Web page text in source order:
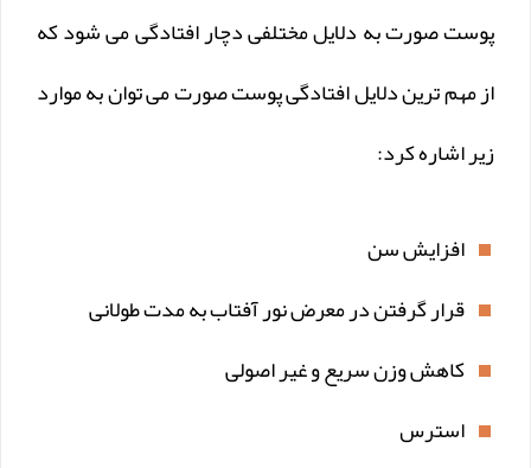
پوست صورت به دلایل مختلفی دچار افتادگی می شود که
از مهم ترین دلایل افتادگی پوست صورت می توان به موارد
زیر اشاره کرد:
افزایش سن
قرار گرفتن در معرض نور آفتاب به مدت طولانی
کاهش وزن سریع و غیر اصولی
استرس